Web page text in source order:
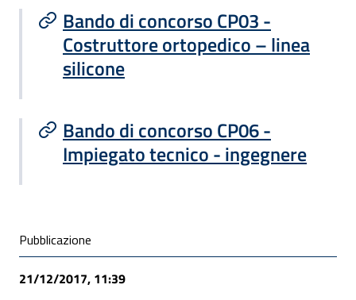
Bando di concorso CP03 -
Costruttore ortopedico – linea
silicone
Bando di concorso CP06 -
Impiegato tecnico - ingegnere
Condivisione social
Pubblicazione
21/12/2017, 11:39